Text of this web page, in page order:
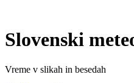
Slovenski
Vreme v slikah in besedah